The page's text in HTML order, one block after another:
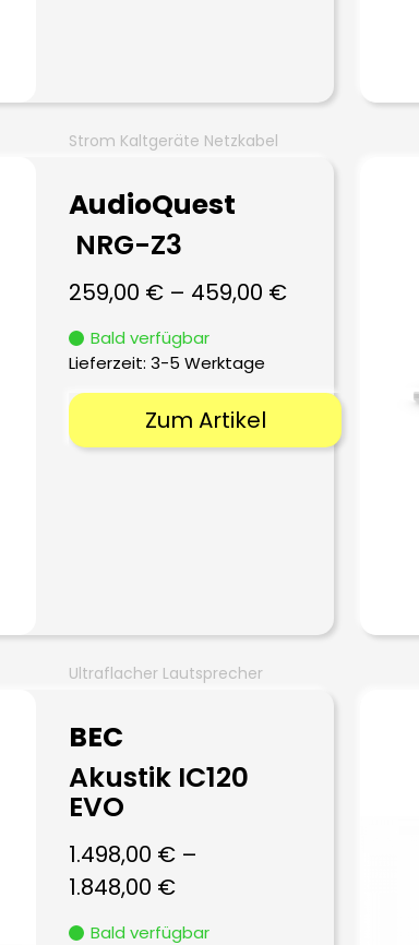
Strom Kaltgeräte Netzkabel
AudioQuest
NRG-Z3
259,00 € – 459,00 €
Bald verfügbar
Lieferzeit: 3-5 Werktage
Zum Artikel
Ultraflacher Lautsprecher
BEC
Akustik IC120
EVO
1.498,00 € –
1.848,00 €
Bald verfügbar